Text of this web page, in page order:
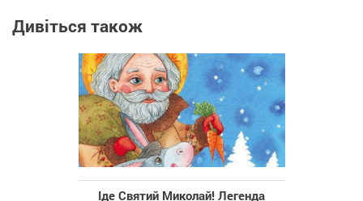
Дивіться також
Іде Святий Миколай! Легенда